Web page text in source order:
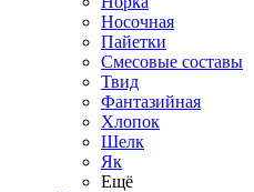
Носочная
Пайетки
Смесовые составы
Твид
Фантазийная
Хлопок
Шелк
Як
Ещё